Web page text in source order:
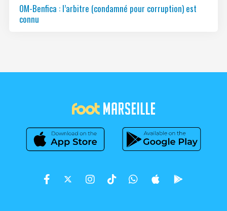
OM-Benfica : l’arbitre (condamné pour corruption) est
connu